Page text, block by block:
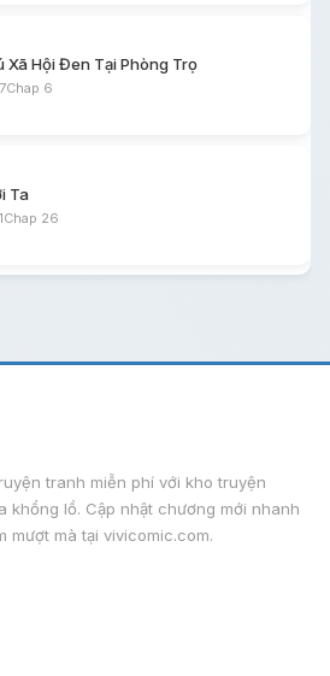
Xã Hội Đen Tại Phòng Trọ
Chap 6
Ta
Chap 26
tranh miễn phí với kho truyện
khổng lồ. Cập nhật chương mới nhanh
mượt mà tại vivicomic.com.